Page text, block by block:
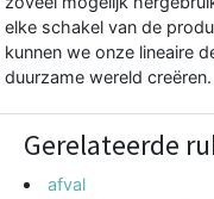
elke schakel van de
kunnen we onze lineaire
duurzame wereld creëren.
Gerelateerde
afval